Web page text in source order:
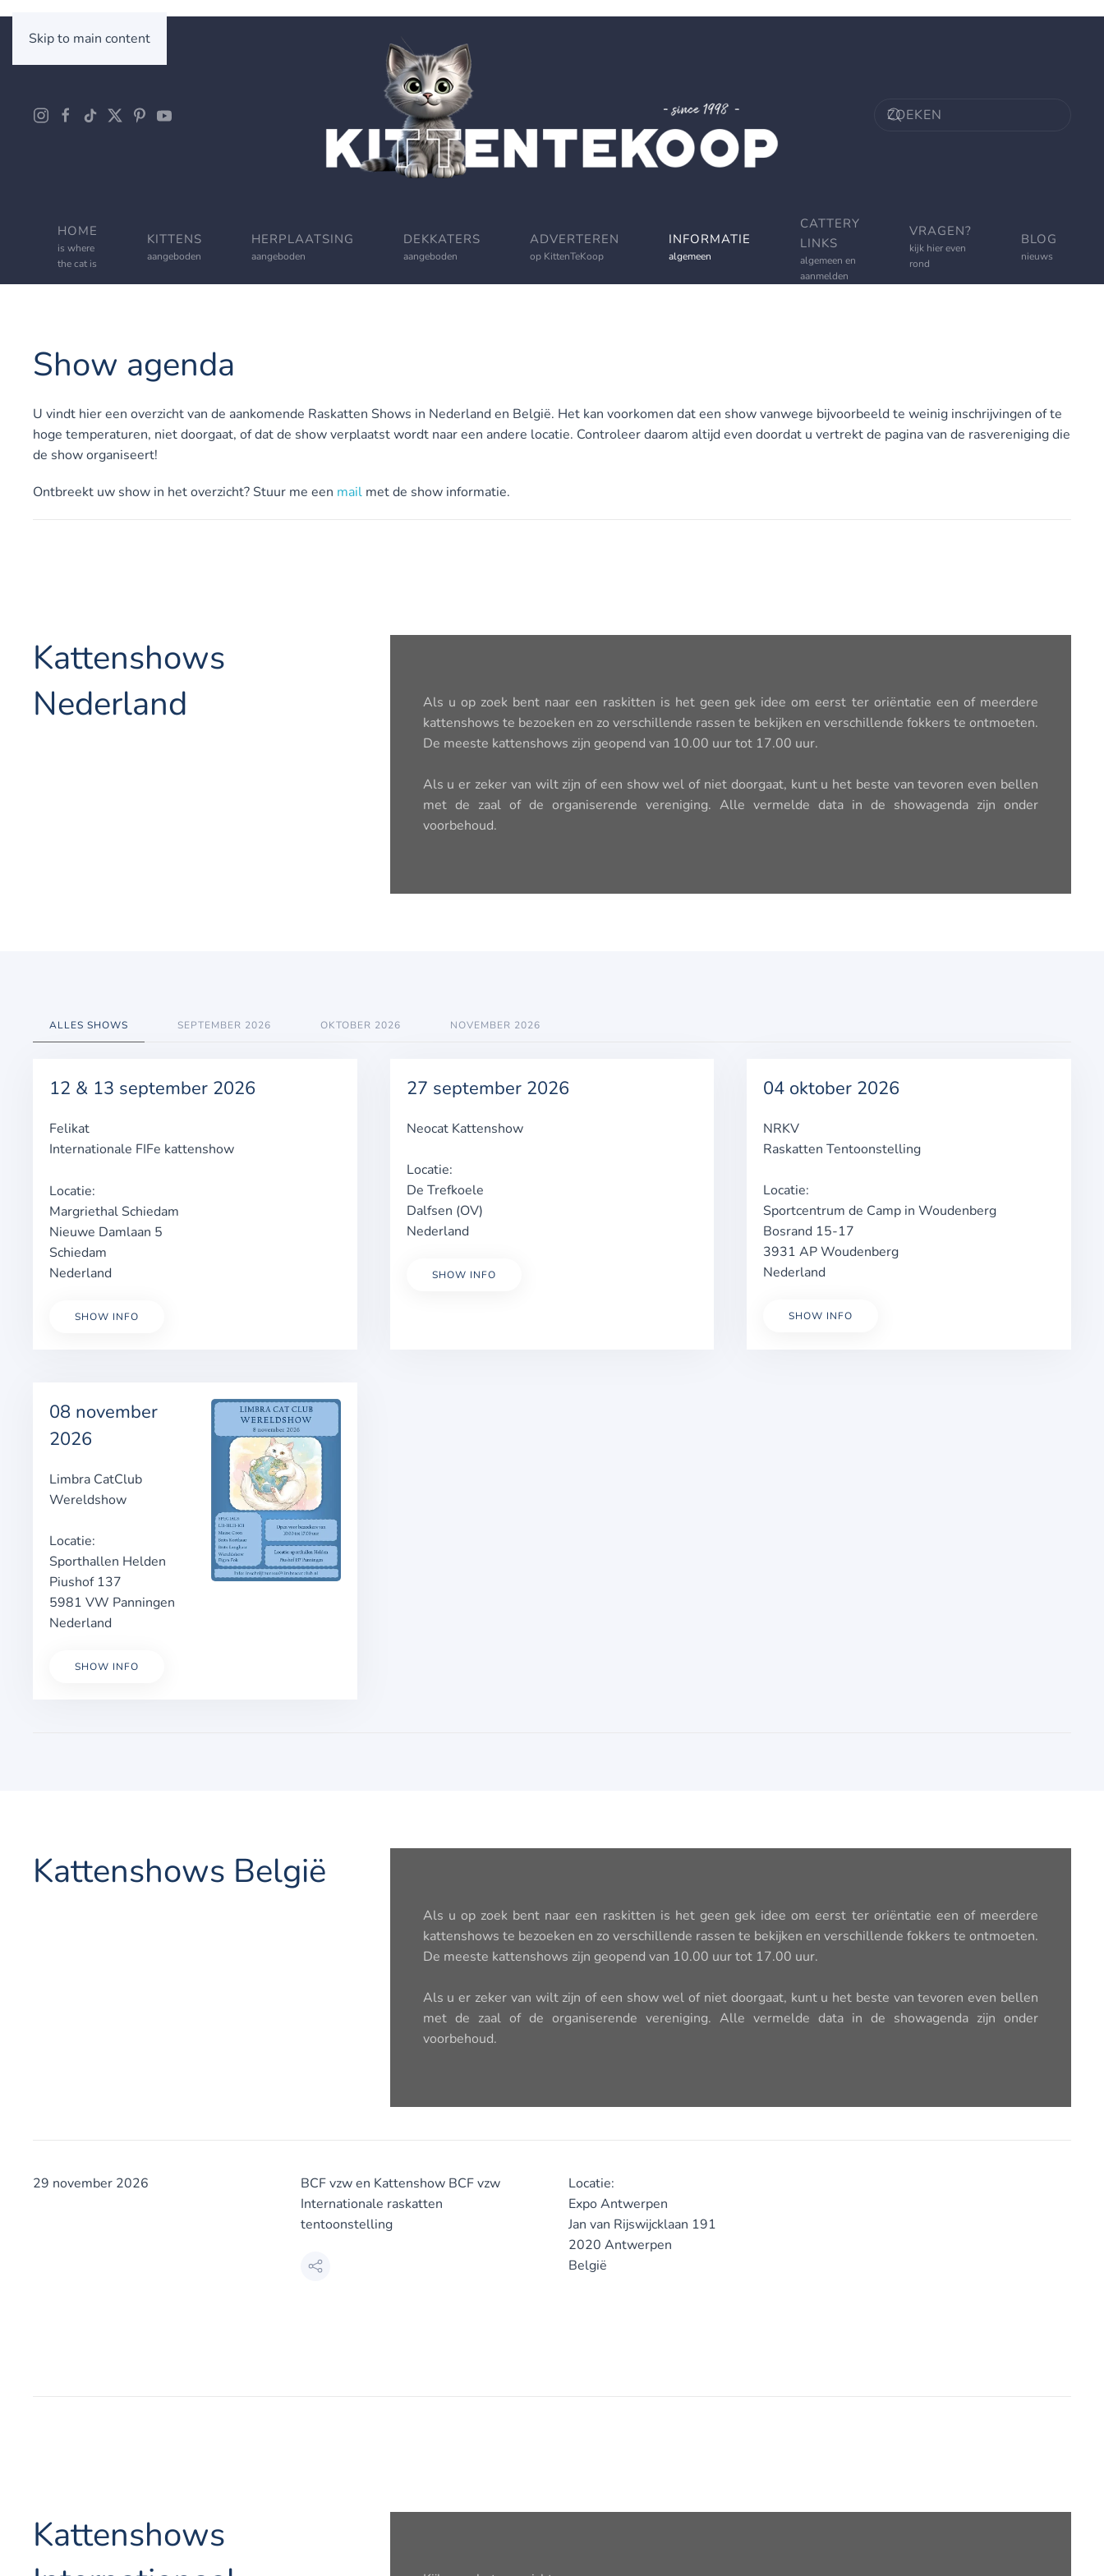
Skip to main content
HOME
is where
the cat is
KITTENS
aangeboden
HERPLAATSING
aangeboden
DEKKATERS
aangeboden
ADVERTEREN
op KittenTeKoop
INFORMATIE
algemeen
CATTERY
LINKS
algemeen en
aanmelden
VRAGEN?
kijk hier even
rond
BLOG
nieuws
Show agenda
U vindt hier een overzicht van de aankomende Raskatten Shows in Nederland en België. Het kan voorkomen dat een show vanwege bijvoorbeeld te weinig inschrijvingen of te
hoge temperaturen, niet doorgaat, of dat de show verplaatst wordt naar een andere locatie. Controleer daarom altijd even doordat u vertrekt de pagina van de rasvereniging die
de show organiseert!
Ontbreekt uw show in het overzicht? Stuur me een mail met de show informatie.
Kattenshows
Nederland
Als u op zoek bent naar een raskitten is het geen gek idee om eerst ter oriëntatie een of meerdere
kattenshows te bezoeken en zo verschillende rassen te bekijken en verschillende fokkers te ontmoeten.
De meeste kattenshows zijn geopend van 10.00 uur tot 17.00 uur.
Als u er zeker van wilt zijn of een show wel of niet doorgaat, kunt u het beste van tevoren even bellen
met de zaal of de organiserende vereniging. Alle vermelde data in de showagenda zijn onder
voorbehoud.
ALLES SHOWS SEPTEMBER 2026 OKTOBER 2026 NOVEMBER 2026
12 & 13 september 2026
Felikat
Internationale FIFe kattenshow
Locatie:
Margriethal Schiedam
Nieuwe Damlaan 5
Schiedam
Nederland
SHOW INFO
27 september 2026
Neocat Kattenshow
Locatie:
De Trefkoele
Dalfsen (OV)
Nederland
SHOW INFO
04 oktober 2026
NRKV
Raskatten Tentoonstelling
Locatie:
Sportcentrum de Camp in Woudenberg
Bosrand 15-17
3931 AP Woudenberg
Nederland
SHOW INFO
08 november
2026
Limbra CatClub
Wereldshow
Locatie:
Sporthallen Helden
Piushof 137
5981 VW Panningen
Nederland
SHOW INFO
Kattenshows België
Als u op zoek bent naar een raskitten is het geen gek idee om eerst ter oriëntatie een of meerdere
kattenshows te bezoeken en zo verschillende rassen te bekijken en verschillende fokkers te ontmoeten.
De meeste kattenshows zijn geopend van 10.00 uur tot 17.00 uur.
Als u er zeker van wilt zijn of een show wel of niet doorgaat, kunt u het beste van tevoren even bellen
met de zaal of de organiserende vereniging. Alle vermelde data in de showagenda zijn onder
voorbehoud.
29 november 2026
BCF vzw en Kattenshow BCF vzw
Internationale raskatten
tentoonstelling
Locatie:
Expo Antwerpen
Jan van Rijswijcklaan 191
2020 Antwerpen
België
Kattenshows